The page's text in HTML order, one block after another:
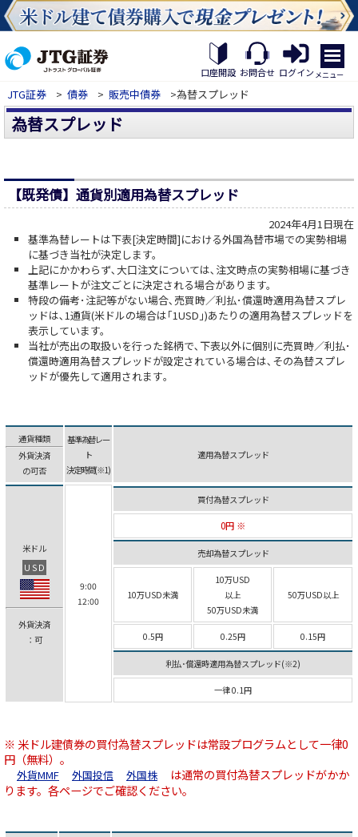
口座開設 お問合せ ログイン
繝｡
繝
九
繝
繧
�
メニュー
JTG証券 > 債券 > 販売中債券 >為替スプレッド
為替スプレッド
【既発債】通貨別適用為替スプレッド
2024年4月1日現在
基準為替レートは下表[決定時間]における外国為替市場での実勢相場
に基づき当社が決定します。
上記にかかわらず､大口注文については､注文時点の実勢相場に基づき
基準レートが注文ごとに決定される場合があります。
特段の備考･注記等がない場合､売買時／利払･償還時適用為替スプレ
ッドは､1通貨(米ドルの場合は｢1USD｣)あたりの適用為替スプレッドを
表示しています。
当社が売出の取扱いを行った銘柄で､下表以外に個別に売買時／利払･
償還時適用為替スプレッドが設定されている場合は､その為替スプレ
ッドが優先して適用されます｡
通貨種類
外貨決済
の可否
基準為替レー
ト
決定時間(※1)
適用為替スプレッド
米ドル
USD
外貨決済
：可
9:00
12:00
買付為替スプレッド
0円 ※
売却為替スプレッド
10万USD未満
10万USD
以上
50万USD未満
50万USD以上
0.5円 0.25円 0.15円
利払･償還時適用為替スプレッド(※2)
一律 0.1円
※ 米ドル建債券の買付為替スプレッドは常設プログラムとして一律0
円（無料）。
外貨MMF 外国投信 外国株
は通常の買付為替スプレッドがかか
ります。各ページでご確認ください。